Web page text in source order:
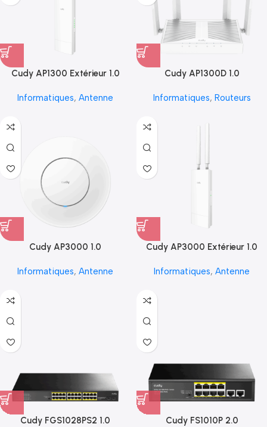
Cudy AP1300 Extérieur 1.0
Informatiques, Antenne
Cudy AP1300D 1.0
Informatiques, Routeurs
Cudy AP3000 1.0
Informatiques, Antenne
Cudy AP3000 Extérieur 1.0
Informatiques, Antenne
Cudy FGS1028PS2 1.0 Cudy FS1010P 2.0